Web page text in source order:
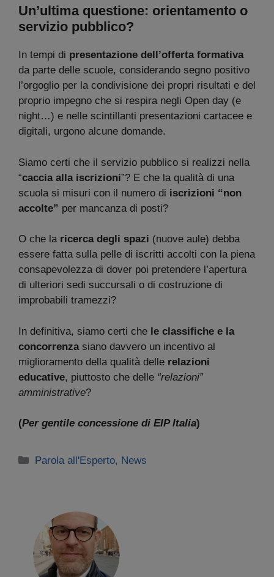
Un’ultima questione: orientamento o
servizio pubblico?
In tempi di presentazione dell’offerta formativa
da parte delle scuole, considerando segno positivo
l’orgoglio per la condivisione dei propri risultati e del
proprio impegno che si respira negli Open day (e
night…) e nelle scintillanti presentazioni cartacee e
digitali, urgono alcune domande.
Siamo certi che il servizio pubblico si realizzi nella
“caccia alla iscrizioni”? E che la qualità di una
scuola si misuri con il numero di iscrizioni “non
accolte” per mancanza di posti?
O che la ricerca degli spazi (nuove aule) debba
essere fatta sulla pelle di iscritti accolti con la piena
consapevolezza di dover poi pretendere l’apertura
di ulteriori sedi succursali o di costruzione di
improbabili tramezzi?
In definitiva, siamo certi che le classifiche e la
concorrenzasiano davvero un incentivo al
miglioramento della qualità delle relazioni
educative, piuttosto che delle “relazioni”
amministrative?
(Per gentile concessione di EIP Italia)
Categorie
Parola all'Esperto, News